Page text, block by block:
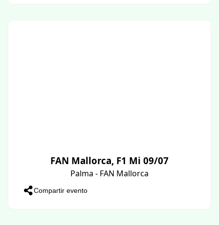
FAN Mallorca, F1 Mi 09/07
Palma - FAN Mallorca
Compartir evento